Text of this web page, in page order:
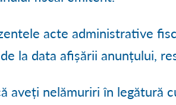
acte administrative
la data afișării anunțului,
aveți nelămuriri în legătură